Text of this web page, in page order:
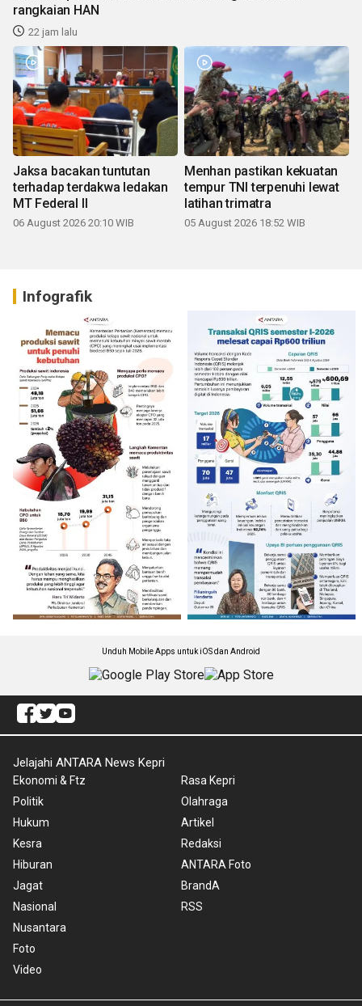
rangkaian HAN
22 jam lalu
Jaksa bacakan tuntutan
terhadap terdakwa ledakan
MT Federal II
06 August 2026 20:10 WIB
Menhan pastikan kekuatan
tempur TNI terpenuhi lewat
latihan trimatra
05 August 2026 18:52 WIB
Infografik
Unduh Mobile Apps untuk iOS dan Android
Jelajahi ANTARA News Kepri
Ekonomi & Ftz
Politik
Hukum
Kesra
Hiburan
Jagat
Nasional
Nusantara
Foto
Video
Rasa Kepri
Olahraga
Artikel
Redaksi
ANTARA Foto
BrandA
RSS